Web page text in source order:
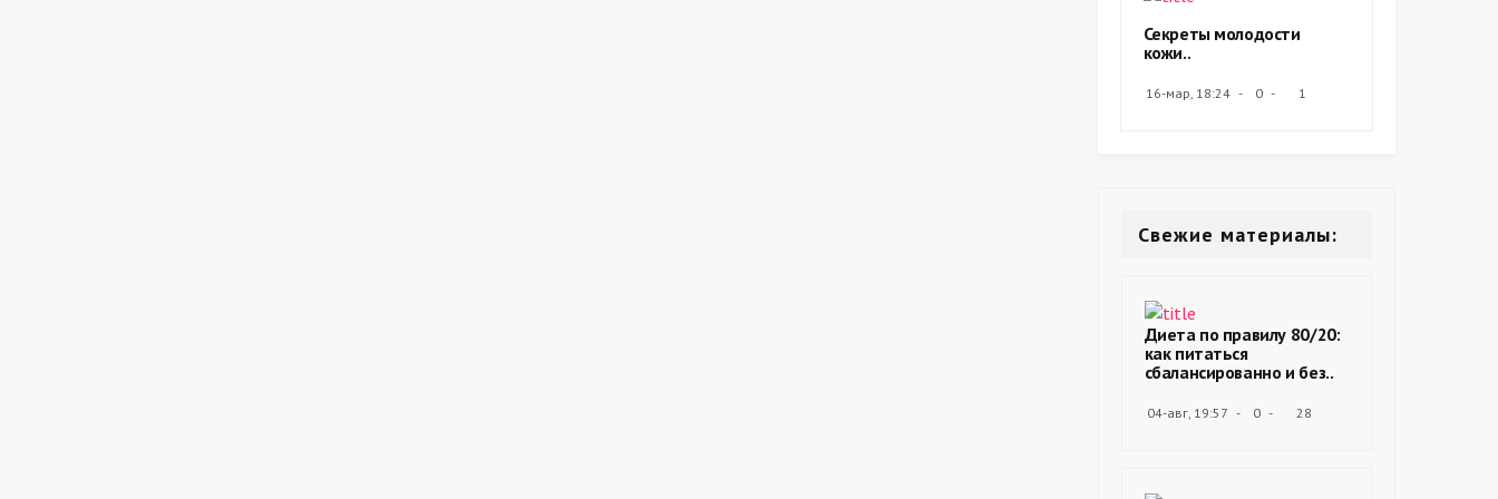
Секреты молодости
кожи..
16-мар, 18:24 0 1
Свежие материалы:
Диета по правилу 80/20:
как питаться
сбалансированно и без..
04-авг, 19:57 0 28